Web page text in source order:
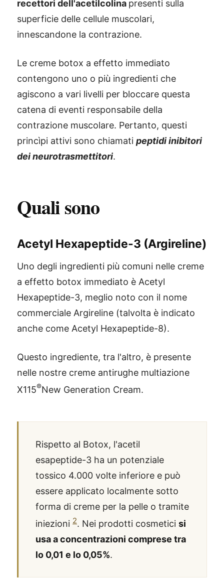
recettori dell'acetilcolina presenti sulla
superficie delle cellule muscolari,
innescandone la contrazione.
Le creme botox a effetto immediato
contengono uno o più ingredienti che
agiscono a vari livelli per bloccare questa
catena di eventi responsabile della
contrazione muscolare. Pertanto, questi
princìpi attivi sono chiamati peptidi inibitori
dei neurotrasmettitori.
Quali sono
Acetyl Hexapeptide-3 (Argireline)
Uno degli ingredienti più comuni nelle creme
a effetto botox immediato è Acetyl
Hexapeptide-3, meglio noto con il nome
commerciale Argireline (talvolta è indicato
anche come Acetyl Hexapeptide-8).
Questo ingrediente, tra l'altro, è presente
nelle nostre creme antirughe multiazione
X115®New Generation Cream.
Rispetto al Botox, l'acetil
esapeptide-3 ha un potenziale
tossico 4.000 volte inferiore e può
essere applicato localmente sotto
forma di creme per la pelle o tramite
iniezioni 2. Nei prodotti cosmetici si
usa a concentrazioni comprese tra
lo 0,01 e lo 0,05%.